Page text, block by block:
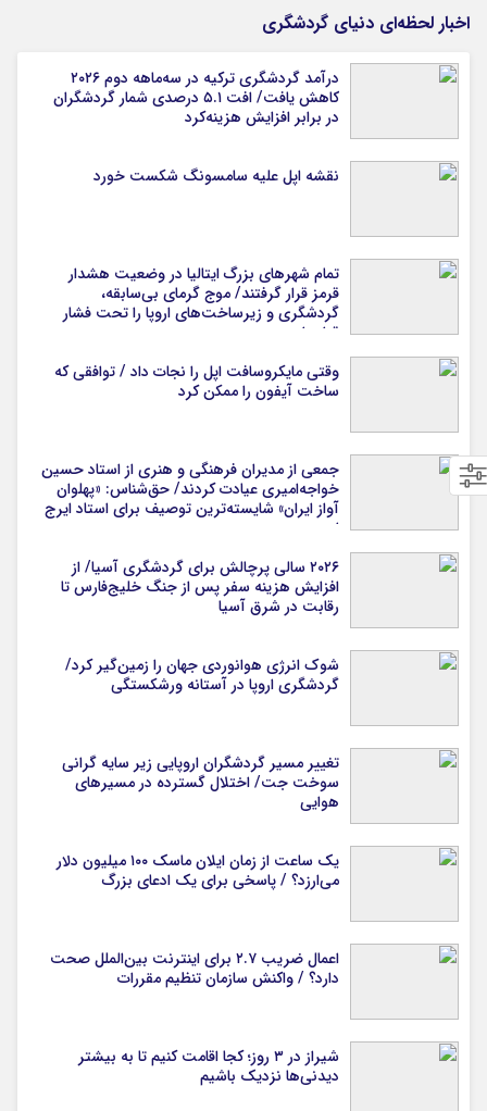
اخبار لحظه‌ای دنیای گردشگری
درآمد گردشگری ترکیه در سه‌ماهه دوم ۲۰۲۶
کاهش یافت/ افت ۵.۱ درصدی شمار گردشگران
در برابر افزایش هزینه‌کرد
نقشه اپل علیه سامسونگ شکست خورد
تمام شهرهای بزرگ ایتالیا در وضعیت هشدار
قرمز قرار گرفتند/ موج گرمای بی‌سابقه،
گردشگری و زیرساخت‌های اروپا را تحت فشار
قرار داد
وقتی مایکروسافت اپل را نجات داد / توافقی که
ساخت آیفون را ممکن کرد
جمعی از مدیران فرهنگی و هنری از استاد حسین
خواجه‌امیری عیادت کردند/ حق‌شناس: «پهلوان
آواز ایران» شایسته‌ترین توصیف برای استاد ایرج
است
۲۰۲۶ سالی پرچالش برای گردشگری آسیا/ از
افزایش هزینه سفر پس از جنگ خلیج‌فارس تا
رقابت در شرق آسیا
شوک انرژی هوانوردی جهان را زمین‌گیر کرد/
گردشگری اروپا در آستانه ورشکستگی
تغییر مسیر گردشگران اروپایی زیر سایه گرانی
سوخت جت/ اختلال گسترده در مسیرهای
هوایی
یک ساعت از زمان ایلان ماسک ۱۰۰ میلیون دلار
می‌ارزد؟ / پاسخی برای یک ادعای بزرگ
اعمال ضریب ۲.۷ برای اینترنت بین‌الملل صحت
دارد؟ / واکنش سازمان تنظیم مقررات
شیراز در ۳ روز؛ کجا اقامت کنیم تا به بیشتر
دیدنی‌ها نزدیک باشیم